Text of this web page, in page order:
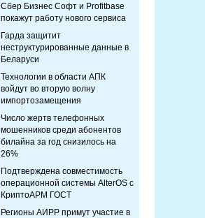
Сбер Бизнес Софт и Profitbase
покажут работу нового сервиса
Гарда защитит
неструктурированные данные в
Беларуси
Технологии в области АПК
войдут во вторую волну
импортозамещения
Число жертв телефонных
мошенников среди абонентов
билайна за год снизилось на
26%
Подтверждена совместимость
операционной системы AlterOS с
КриптоАРМ ГОСТ
Регионы АИРР примут участие в